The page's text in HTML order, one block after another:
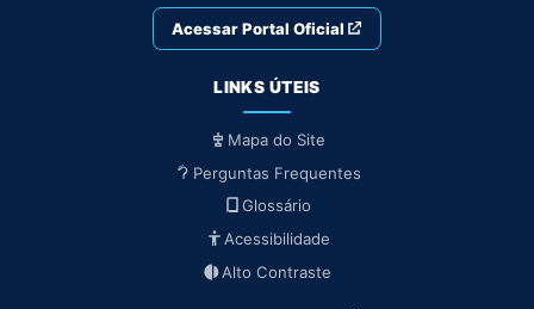
Acessar Portal Oficial
LINKS ÚTEIS
Mapa do Site
Perguntas Frequentes
Glossário
Acessibilidade
Alto Contraste